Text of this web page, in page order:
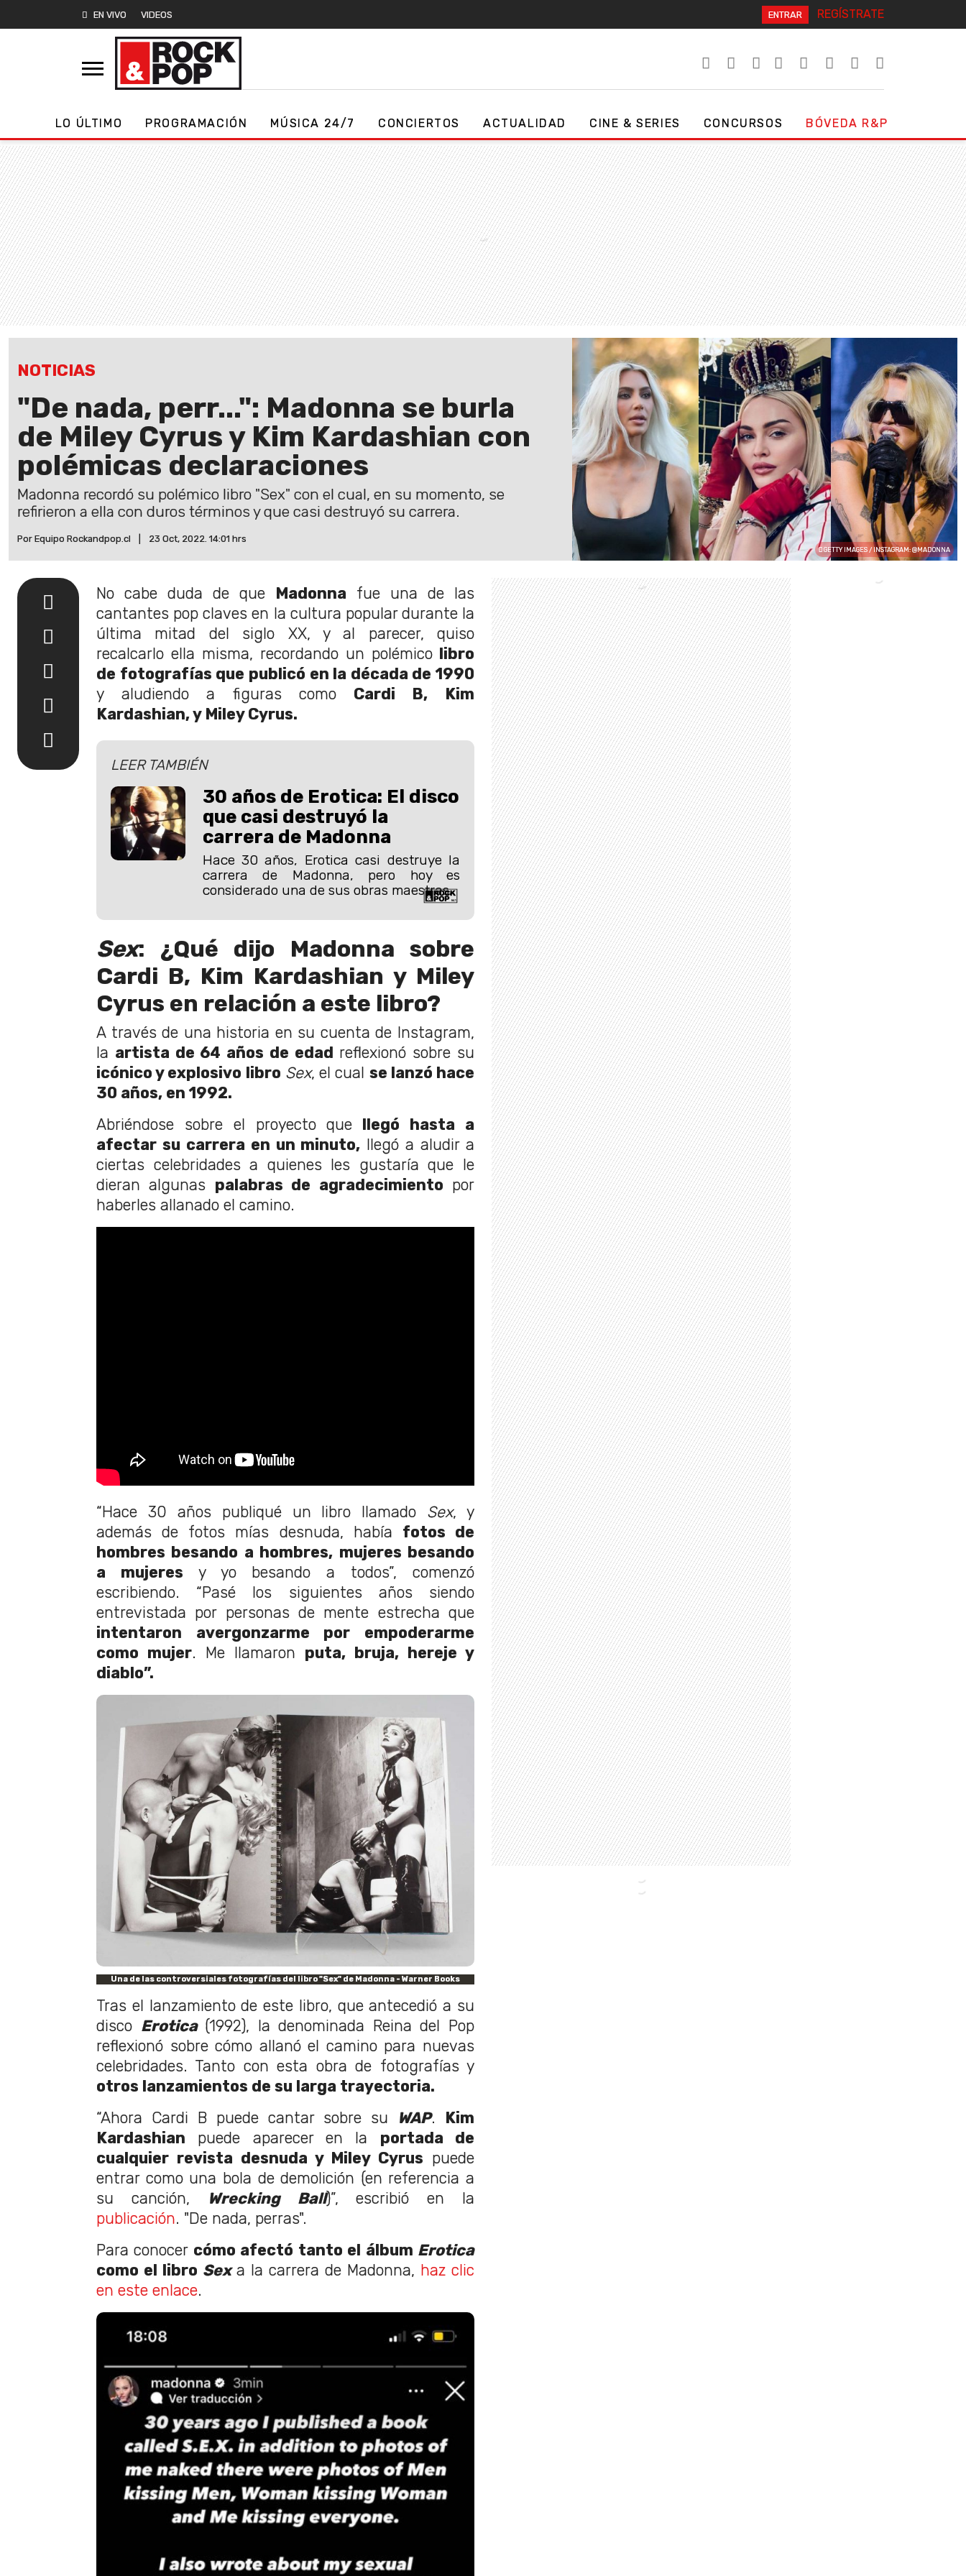
EN VIVO VIDEOS ENTRAR REGÍSTRATE
LO ÚLTIMO PROGRAMACIÓN MÚSICA 24/7 CONCIERTOS ACTUALIDAD CINE & SERIES CONCURSOS BÓVEDA R&P
NOTICIAS
"De nada, perr...": Madonna se burla
de Miley Cyrus y Kim Kardashian con
polémicas declaraciones
Madonna recordó su polémico libro "Sex" con el cual, en su momento, se
refirieron a ella con duros términos y que casi destruyó su carrera.
Por Equipo Rockandpop.cl 23 Oct, 2022. 14:01 hrs
GETTY IMAGES / INSTAGRAM: @MADONNA
No cabe duda de que Madonna fue una de las
cantantes pop claves en la cultura popular durante la
última mitad del siglo XX, y al parecer, quiso
recalcarlo ella misma, recordando un polémico libro
de fotografías que publicó en la década de 1990
y aludiendo a figuras como Cardi B, Kim
Kardashian, y Miley Cyrus.
LEER TAMBIÉN
30 años de Erotica: El disco
que casi destruyó la
carrera de Madonna
Hace 30 años, Erotica casi destruye la
carrera de Madonna, pero hoy es
considerado una de sus obras maestras.
Sex: ¿Qué dijo Madonna sobre
Cardi B, Kim Kardashian y Miley
Cyrus en relación a este libro?
A través de una historia en su cuenta de Instagram,
la artista de 64 años de edad reflexionó sobre su
icónico y explosivo libro Sex, el cual se lanzó hace
30 años, en 1992.
Abriéndose sobre el proyecto que llegó hasta a
afectar su carrera en un minuto, llegó a aludir a
ciertas celebridades a quienes les gustaría que le
dieran algunas palabras de agradecimiento por
haberles allanado el camino.
“Hace 30 años publiqué un libro llamado Sex, y
además de fotos mías desnuda, había fotos de
hombres besando a hombres, mujeres besando
a mujeres y yo besando a todos”, comenzó
escribiendo. “Pasé los siguientes años siendo
entrevistada por personas de mente estrecha que
intentaron avergonzarme por empoderarme
como mujer. Me llamaron puta, bruja, hereje y
diablo”.
Una de las controversiales fotografías del libro "Sex" de Madonna - Warner Books
Tras el lanzamiento de este libro, que antecedió a su
disco Erotica (1992), la denominada Reina del Pop
reflexionó sobre cómo allanó el camino para nuevas
celebridades. Tanto con esta obra de fotografías y
otros lanzamientos de su larga trayectoria.
“Ahora Cardi B puede cantar sobre su
WAP. Kim
Kardashian puede aparecer en la portada de
cualquier revista desnuda y Miley Cyrus puede
entrar como una bola de demolición (en referencia a
su canción,
Wrecking Ball)”, escribió en la
publicación. "De nada, perras".
Para conocer cómo afectó tanto el álbum Erotica
como el libro Sex a la carrera de Madonna, haz clic
en este enlace.